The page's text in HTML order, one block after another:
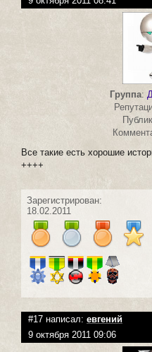
Группа:
Все такие есть хорошие
++++
Зарегистрирован:
18.02.2011
#17 написал: евгений
9 октября 2011 09:06